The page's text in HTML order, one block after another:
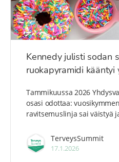
Kennedy julisti sodan
ruokapyramidi kääntyi
Tammikuussa 2026
osasi odottaa:
ravitsemuslinja sai väistyä
TerveysSummit
17.1.2026